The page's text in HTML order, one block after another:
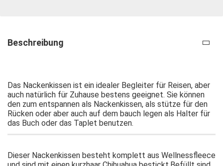
Beschreibung
Das Nackenkissen ist ein idealer Begleiter für Reisen, aber
auch natürlich für Zuhause bestens geeignet. Sie können
den zum entspannen als Nackenkissen, als stütze für den
Rücken oder aber auch auf dem bauch legen als Halter für
das Buch oder das Taplet benutzen.
Dieser Nackenkissen besteht komplett aus Wellnessfleece